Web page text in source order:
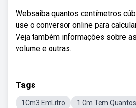
Websaiba quantos centímetros
use o conversor online para
Veja também informações sobre
volume e outras.
Tags
1Cm3 EmLitro
1 Cm Tem